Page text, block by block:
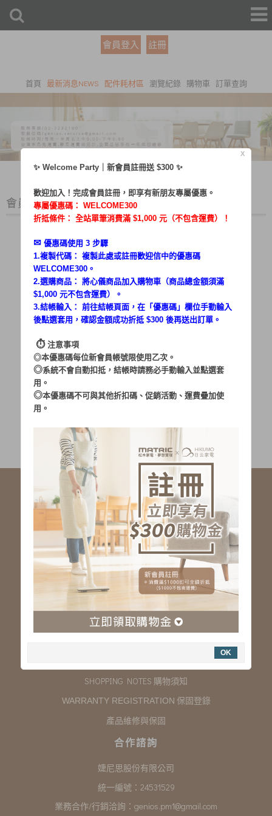
會員登入 註冊
首頁 最新消息NEWS 配件耗材區 瀏覽紀錄 購物車 訂單查詢
會員登入
帳號：
密碼：
社群服務連結
線上客服 LINE 歡迎加入 <LINE ID: @matric.jp>
線上客服 Facebook 歡迎加入
服務專線：03-323-2180
客服信箱 :genios.service@gmail.com
服務時間：星期一至星期五 上午9:00~下午6:00
例假日休假
購物說明
SHOPPING NOTES 購物須知
WARRANTY REGISTRATION 保固登錄
產品維修與保固
合作諮詢
婕尼思股份有限公司
統一編號：24531529
業務合作/行銷洽詢： genios.pm1@gmail.com
X
✨ Welcome Party｜新會員註冊送 $300 ✨
歡迎加入！完成會員註冊，即享有新朋友專屬優惠。
專屬優惠碼： WELCOME300
折抵條件： 全站單筆消費滿 $1,000 元（不包含運費）！
✉︎ 優惠碼使用 3 步驟
1.複製代碼： 複製此處或註冊歡迎信中的優惠碼
WELCOME300。
2.選購商品： 將心儀商品加入購物車（商品總金額須滿
$1,000 元不包含運費）。
3.結帳輸入： 前往結帳頁面，在「優惠碼 」欄位手動輸入
後點選套用，確認金額成功折抵 $300 後再送出訂單。
⏱︎ 注意事項
◎本優惠碼每位新會員帳號限使用乙次。
◎系統不會自動扣抵，結帳時請務必手動輸入並點選套
用。
◎本優惠碼不可與其他折扣碼、促銷活動、運費疊加使
用。
OK